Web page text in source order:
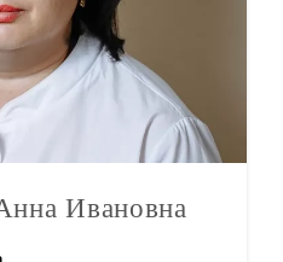
Ивановна